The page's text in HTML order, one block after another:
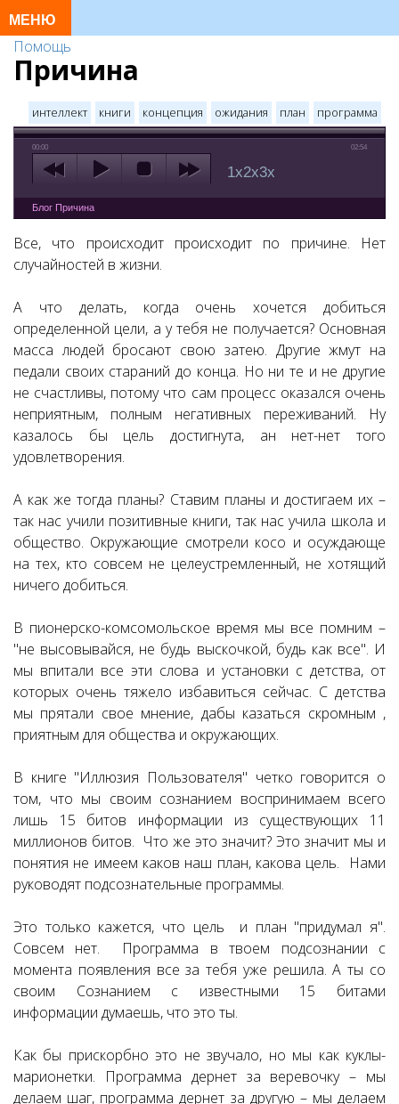
Помощь
Причина
интеллект книги концепция ожидания план программа
00:00 02:54
1x2x3x
Блог Причина
Все, что происходит происходит по причине. Нет
случайностей в жизни.
А что делать, когда очень хочется добиться
определенной цели, а у тебя не получается? Основная
масса людей бросают свою затею. Другие жмут на
педали своих стараний до конца. Но ни те и не другие
не счастливы, потому что сам процесс оказался очень
неприятным, полным негативных переживаний. Ну
казалось бы цель достигнута, ан нет-нет того
удовлетворения.
А как же тогда планы? Ставим планы и достигаем их –
так нас учили позитивные книги, так нас учила школа и
общество. Окружающие смотрели косо и осуждающе
на тех, кто совсем не целеустремленный, не хотящий
ничего добиться.
В пионерско-комсомольское время мы все помним –
"не высовывайся, не будь выскочкой, будь как все". И
мы впитали все эти слова и установки с детства, от
которых очень тяжело избавиться сейчас. С детства
мы прятали свое мнение, дабы казаться скромным ,
приятным для общества и окружающих.
В книге "Иллюзия Пользователя" четко говорится о
том, что мы своим сознанием воспринимаем всего
лишь 15 битов информации из существующих 11
миллионов битов. Что же это значит? Это значит мы и
понятия не имеем каков наш план, какова цель. Нами
руководят подсознательные программы.
Это только кажется, что цель и план "придумал я".
Совсем нет. Программа в твоем подсознании с
момента появления все за тебя уже решила. А ты со
своим Сознанием с известными 15 битами
информации думаешь, что это ты.
Как бы прискорбно это не звучало, но мы как куклы-
марионетки. Программа дернет за веревочку – мы
делаем шаг, программа дернет за другую – мы делаем